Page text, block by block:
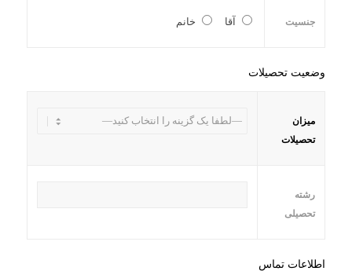
جنسیت آقا خانم
وضعیت تحصیلات
میزان
تحصیلات
رشته
تحصیلی
اطلاعات تماس